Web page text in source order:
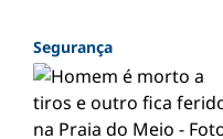
Segurança